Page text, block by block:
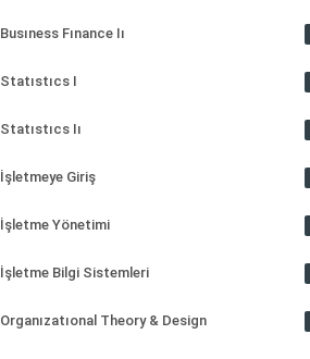
Busıness Fınance Iı
Statıstıcs I
Statıstıcs Iı
İşletmeye Giriş
İşletme Yönetimi
İşletme Bilgi Sistemleri
Organızatıonal Theory & Design